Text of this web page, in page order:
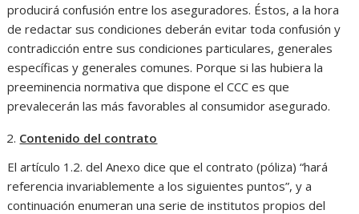
producirá confusión entre los aseguradores. Éstos, a la hora
de redactar sus condiciones deberán evitar toda confusión y
contradicción entre sus condiciones particulares, generales
específicas y generales comunes. Porque si las hubiera la
preeminencia normativa que dispone el CCC es que
prevalecerán las más favorables al consumidor asegurado.
Contenido del contrato
El artículo 1.2. del Anexo dice que el contrato (póliza) “hará
referencia invariablemente a los siguientes puntos”, y a
continuación enumeran una serie de institutos propios del